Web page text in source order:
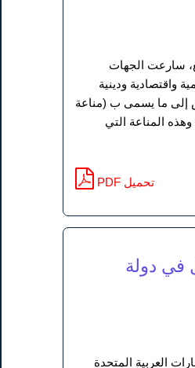
على العالم أجمع، سارعت الجهات
واقتصادية ودينية
إلى ما يسمى ب (مناعة
المناعة التي
PDF تحميل
في دولة
العربية المتحدة